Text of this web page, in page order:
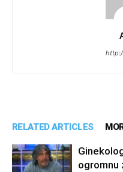
RELATED ARTICLES
ogromnu